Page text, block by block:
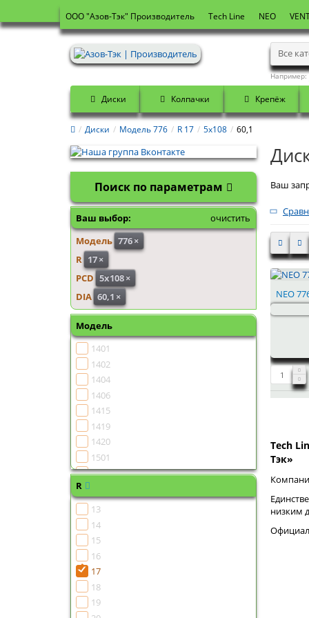
OOO "Азов-Тэк" Производитель Tech Line NEO
Все
Например:
Диски Колпачки Крепёж
Диски Модель 776 R 17 5x108 60,1
Поиск по параметрам
Ваш выбор:
очистить
Модель 776×
R 17×
PCD 5x108×
DIA 60,1 ×
Модель
1401
1402
1404
1406
1415
1419
1420
1501
1502
1505
1507
1510
1513
R
13
14
15
16
17
18
19
Ваш
NEO
Tech
Тэк»
низким